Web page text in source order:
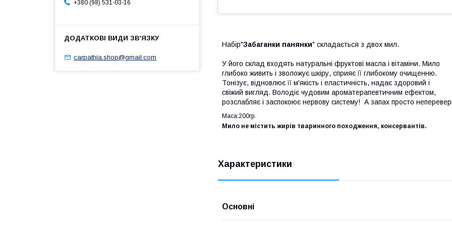
Набір"Забаганки панянки" складається з двох мил.
У його склад входять натуральні фруктові масла і вітаміни. Мило
глибоко живить і зволожує шкіру, сприяє її глибокому очищенню.
Тонізує, відновлює її м'якість і еластичність, надає здоровий і
свіжий вигляд. Володіє чудовим ароматерапевтичним ефектом,
розслабляє і заспокоює нервову систему! А запах просто
Маса:200гр.
Мило не містить жирів тваринного походження, консервантів.
Характеристики
Основні
+380 (98) 531-03-16
carpathia.shop@gmail.com